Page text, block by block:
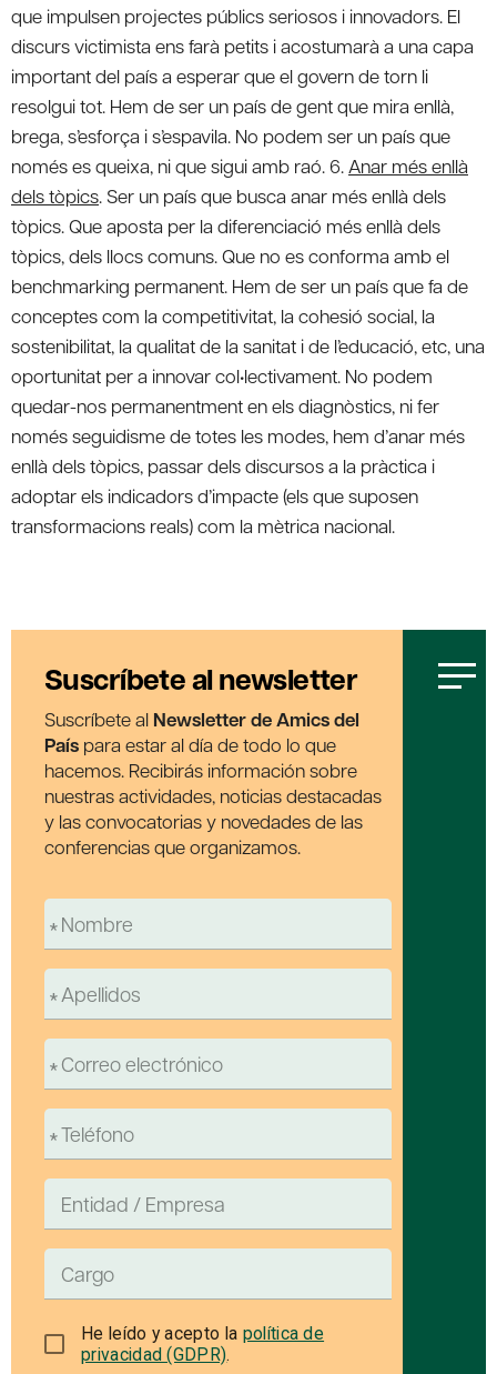
que impulsen projectes públics seriosos i innovadors. El
discurs victimista ens farà petits i acostumarà a una capa
important del país a esperar que el govern de torn li
resolgui tot. Hem de ser un país de gent que mira enllà,
brega, s’esforça i s’espavila. No podem ser un país que
només es queixa, ni que sigui amb raó. 6. Anar més enllà
dels tòpics. Ser un país que busca anar més enllà dels
tòpics. Que aposta per la diferenciació més enllà dels
tòpics, dels llocs comuns. Que no es conforma amb el
benchmarking permanent. Hem de ser un país que fa de
conceptes com la competitivitat, la cohesió social, la
sostenibilitat, la qualitat de la sanitat i de l’educació, etc, una
oportunitat per a innovar col•lectivament. No podem
quedar-nos permanentment en els diagnòstics, ni fer
només seguidisme de totes les modes, hem d’anar més
enllà dels tòpics, passar dels discursos a la pràctica i
adoptar els indicadors d’impacte (els que suposen
transformacions reals) com la mètrica nacional.
Suscríbete al newsletter
Suscríbete al Newsletter de Amics del
País para estar al día de todo lo que
hacemos. Recibirás información sobre
nuestras actividades, noticias destacadas
y las convocatorias y novedades de las
conferencias que organizamos.
He leído y acepto la política de
privacidad (GDPR).